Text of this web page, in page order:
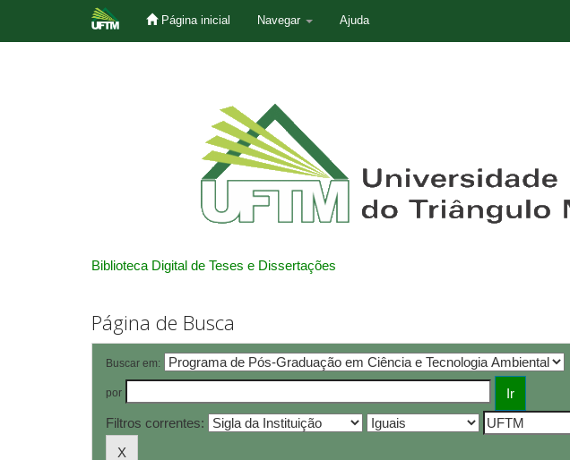
Página inicial Navegar Ajuda
Biblioteca Digital de Teses e Dissertações
Página de Busca
Buscar em:
por
Filtros correntes: